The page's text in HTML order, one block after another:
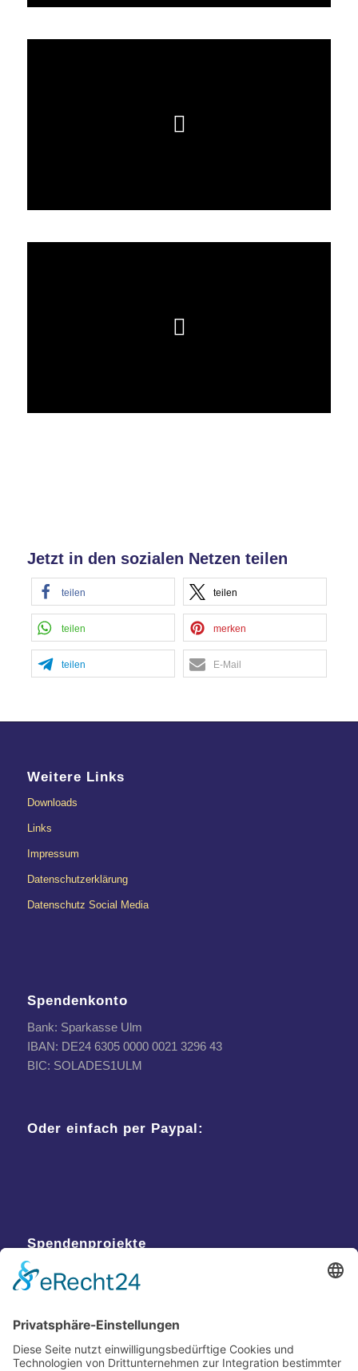
Jetzt in den sozialen Netzen teilen
teilen teilen
teilen merken
teilen E-Mail
Weitere Links
Downloads
Links
Impressum
Datenschutzerklärung
Datenschutz Social Media
Spendenkonto
Bank: Sparkasse Ulm
IBAN: DE24 6305 0000 0021 3296 43
BIC: SOLADES1ULM
Oder einfach per Paypal:
Spendenprojekte